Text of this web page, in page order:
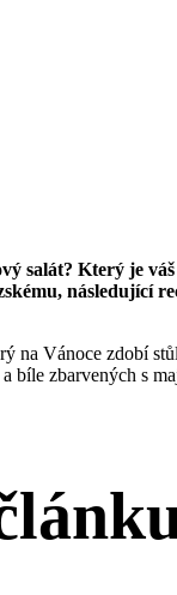
salát? Který je
následující
na Vánoce zdobí
bíle zbarvených s